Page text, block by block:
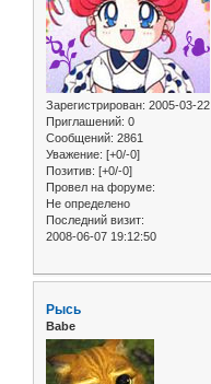
Зарегистрирован: 2005-03-22
Приглашений: 0
Сообщений: 2861
Уважение: [+0/-0]
Позитив: [+0/-0]
Провел на форуме:
Не определено
Последний визит:
2008-06-07 19:12:50
Рысь
Babe